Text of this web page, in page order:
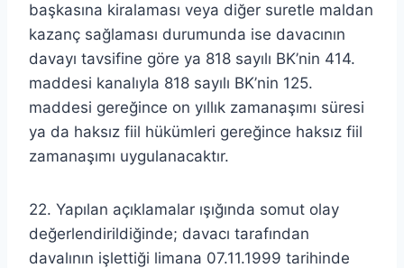
başkasına kiralaması veya diğer suretle maldan
kazanç sağlaması durumunda ise davacının
davayı tavsifine göre ya 818 sayılı BK’nin 414.
maddesi kanalıyla 818 sayılı BK’nin 125.
maddesi gereğince on yıllık zamanaşımı süresi
ya da haksız fiil hükümleri gereğince haksız fiil
zamanaşımı uygulanacaktır.
22. Yapılan açıklamalar ışığında somut olay
değerlendirildiğinde; davacı tarafından
davalının işlettiği limana 07.11.1999 tarihinde